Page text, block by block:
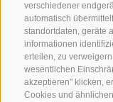
verschiedener
automatisch
standortdaten, geräte
informationen
erteilen, zu
wesentlichen
akzeptieren" klicken,
Cookies und